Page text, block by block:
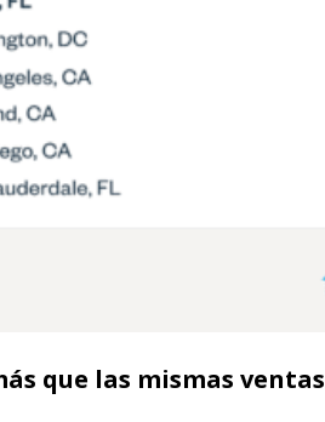
que las mismas ventas